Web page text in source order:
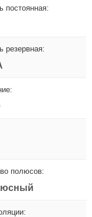
постоянная:
резервная:
полюсов: